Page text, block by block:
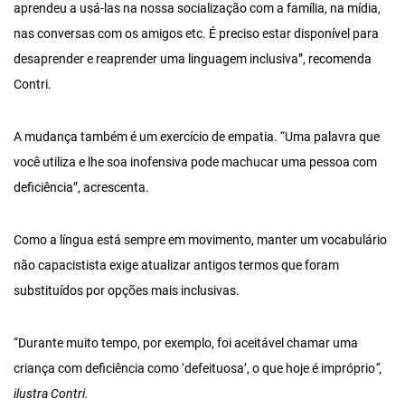
aprendeu a usá-las na nossa socialização com a família, na mídia,
nas conversas com os amigos etc. É preciso estar disponível para
desaprender e reaprender uma linguagem inclusiva”, recomenda
Contri.
A mudança também é um exercício de empatia. “Uma palavra que
você utiliza e lhe soa inofensiva pode machucar uma pessoa com
deficiência”, acrescenta.
Como a língua está sempre em movimento, manter um vocabulário
não capacistista exige atualizar antigos termos que foram
substituídos por opções mais inclusivas.
“Durante muito tempo, por exemplo, foi aceitável chamar uma
criança com deficiência como ‘defeituosa’, o que hoje é impróprio”,
ilustra Contri.